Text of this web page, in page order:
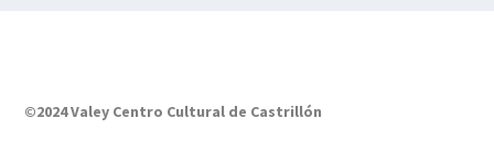
©2024 Valey Centro Cultural de Castrillón